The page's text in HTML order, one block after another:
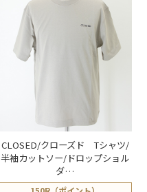
CLOSED/クローズド Tシャツ/
半袖カットソー/ドロップショル
ダ…
¥16,500